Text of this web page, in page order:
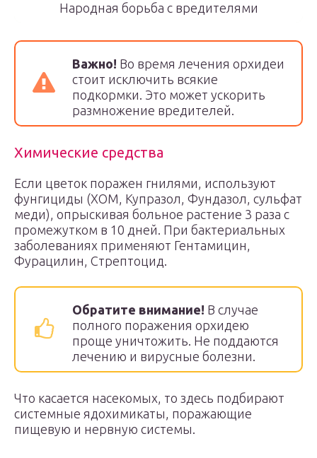
Народная борьба с вредителями
Важно! Во время лечения орхидеи
стоит исключить всякие
подкормки. Это может ускорить
размножение вредителей.
Химические средства
Если цветок поражен гнилями, используют
фунгициды (ХОМ, Купразол, Фундазол, сульфат
меди), опрыскивая больное растение 3 раза с
промежутком в 10 дней. При бактериальных
заболеваниях применяют Гентамицин,
Фурацилин, Стрептоцид.
Обратите внимание! В случае
полного поражения орхидею
проще уничтожить. Не поддаются
лечению и вирусные болезни.
Что касается насекомых, то здесь подбирают
системные ядохимикаты, поражающие
пищевую и нервную системы.